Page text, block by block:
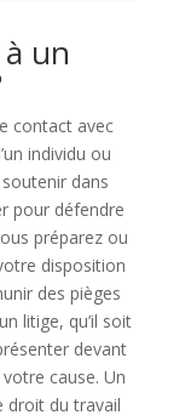
un
contact avec
individu ou
dans
pour défendre
préparez ou
disposition
des pièges
litige, qu’il soit
devant
cause. Un
droit du travail